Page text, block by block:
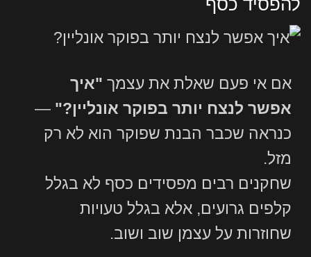
אם אי פעם שאלת את עצמך "איך
אפשר לנצח יותר בפוקר אונליין?" —
כנראה שכבר הבנת שפוקר הוא לא רק
מזל.
שחקנים רבים מפסידים כסף לא בגלל
קלפים גרועים, אלא בגלל טעויות
שחוזרות על עצמן שוב ושוב.